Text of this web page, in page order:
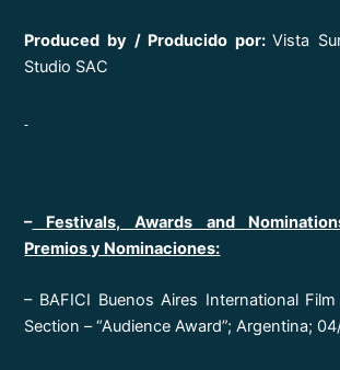
Produced by / Producido por:Vista
Studio SAC
–Festivals, Awards and
Premios y Nominaciones:
– BAFICI Buenos Aires International
Section – “Audience Award”; Argentina;